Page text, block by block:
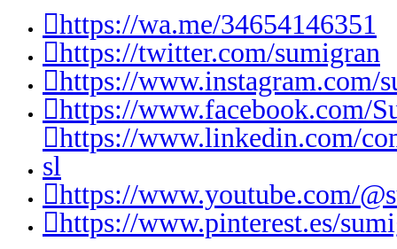
https://wa.me/34654146351
https://twitter.com/sumigran
https://www.instagram.com/
https://www.facebook.com/
https://www.linkedin.com/
sl
https://www.youtube.com/
https://www.pinterest.es/